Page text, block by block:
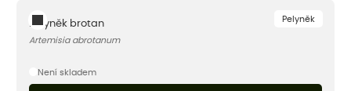
Pelyněk
Pelyněk brotan
Artemisia abrotanum
Není skladem